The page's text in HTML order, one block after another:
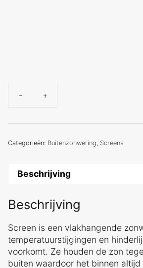
-
Screen
105
aantal
+
Categorieën: Buitenzonwering, Screens
Beschrijving
Beschrijving
Screen is een vlakhangende
temperatuurstijgingen en
voorkomt. Ze houden de zon
buiten waardoor het binnen altijd